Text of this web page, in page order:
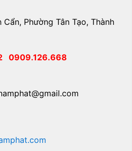
Phường Tân Tạo, Thành
0909.126.668